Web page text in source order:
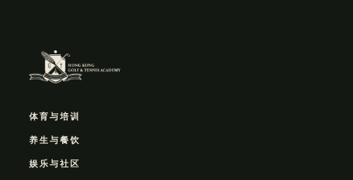
体育与培训
养生与餐饮
娱乐与社区